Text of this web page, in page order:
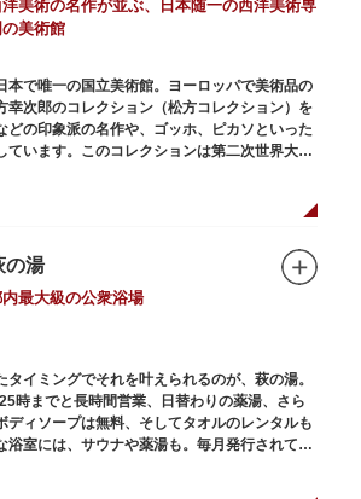
美術の名作が並ぶ、日本随一の西洋美術専
の美術館
本で唯一の国立美術館。ヨーロッパで美術品の
幸次郎のコレクション（松方コレクション）を
どの印象派の名作や、ゴッホ、ピカソといった
ています。このコレクションは第二次世界大戦
戦後に専用の美術館を創設することを条件に
建築作品－近代建築運動への顕著な貢献－」の
の世界文化遺産に登録されています。前庭にも
り、散策しながら美術鑑賞を楽しめるのも魅力
タッフと一緒に鑑賞する「美術トーク」や、解
緒に歩く「建築ツアー」など、初めての来館
ムも用意されています。
の湯
最大級の公衆浴場
イミングでそれを叶えられるのが、萩の湯。
時までと長時間営業、日替わりの薬湯、さら
ディソープは無料、そしてタオルのレンタルも
浴室には、サウナや薬湯も。毎月発行されてい
確認すれば、お好みの薬湯を楽しめます。
事処こもれびではおいしい食事だけでなく、